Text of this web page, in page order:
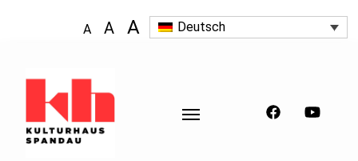
A A A Deutsch